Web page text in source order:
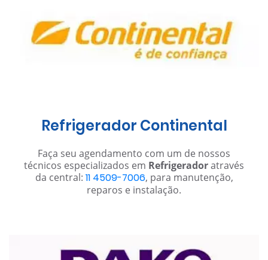
Refrigerador Continental
Faça seu agendamento com um de nossos
técnicos especializados em Refrigeradoratravés
da central: 11 4509-7006, para manutenção,
reparos e instalação.